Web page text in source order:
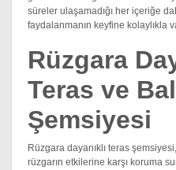
süreler ulaşamadığı her içeriğe
faydalanmanın keyfine kolaylıkla
Rüzgara
Teras ve
Şemsiyesi
Rüzgara dayanıklı teras
rüzgarın etkilerine karşı koruma